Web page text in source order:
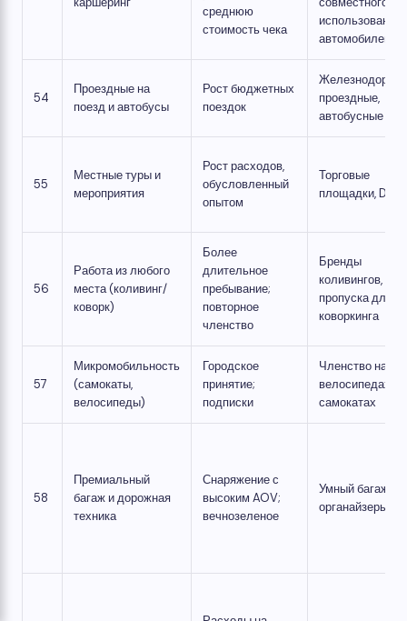
среднюю
стоимость чека
использования
автомобилей
54
Проездные на
поезд и автобусы
Рост бюджетных
поездок
проездные,
автобусные
55
Местные туры и
мероприятия
Рост расходов,
обусловленный
опытом
Торговые
площадки, DMC
56
Работа из любого
места (коливинг/
коворк)
Более
длительное
пребывание;
повторное
членство
Бренды
коливингов,
пропуска для
коворкинга
57
Микромобильность
(самокаты,
велосипеды)
Городское
принятие;
подписки
Членство на
велосипедах/
самокатах
58
Премиальный
багаж и дорожная
техника
Снаряжение с
высоким AOV;
вечнозеленое
Умный багаж,
органайзеры